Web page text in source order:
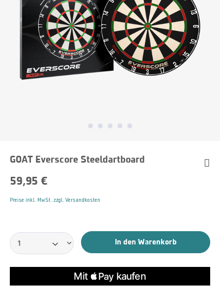
GOAT Everscore Steeldartboard
59,95 €
Preise inkl. MwSt. zzgl. Versandkosten
In den Warenkorb